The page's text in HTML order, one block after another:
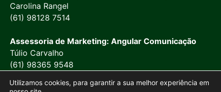
Carolina Rangel
(61) 98128 7514
Assessoria de Marketing: Angular Comunicação
Túlio Carvalho
(61) 98365 9548
Utilizamos cookies, para garantir a sua melhor experiência em